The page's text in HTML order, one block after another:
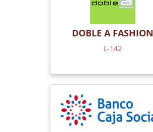
DOBLE A FASHION
L-142